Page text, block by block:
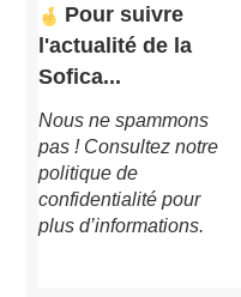
Pour suivre
l'actualité de la
Sofica...
Nous ne spammons
pas ! Consultez notre
politique de
confidentialité pour
plus d’informations.